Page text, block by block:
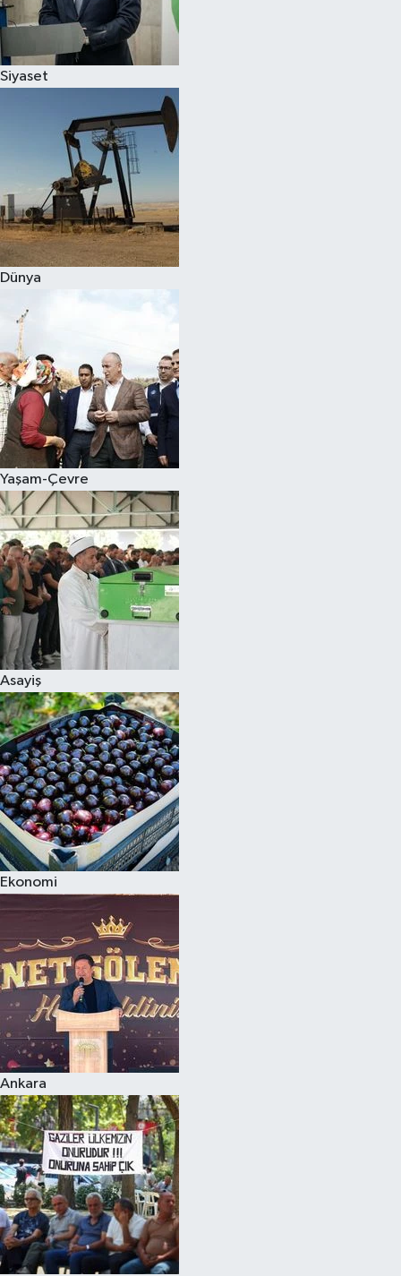
Siyaset
Dünya
Yaşam-Çevre
Asayiş
Ekonomi
Ankara
Spor
Çocuk
Eğitim
Hava Durumu
Kadın
Kültür Sanat
Sağlık
Siyaset
Teknoloji
Televizyon
Yaşam-Çevre